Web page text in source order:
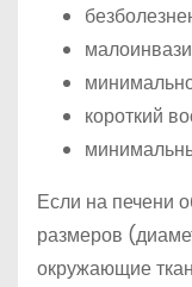
короткий
Если на печени
размеров
окружающие